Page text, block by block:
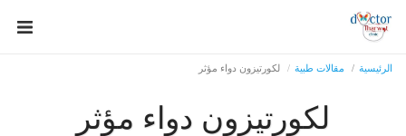
الرئيسية مقالات طبية لكورتيزون دواء مؤثر
لكورتيزون دواء مؤثر